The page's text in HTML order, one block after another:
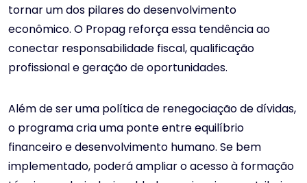
tornar um dos pilares do desenvolvimento
econômico. O Propag reforça essa tendência ao
conectar responsabilidade fiscal, qualificação
profissional e geração de oportunidades.
Além de ser uma política de renegociação de dívidas,
o programa cria uma ponte entre equilíbrio
financeiro e desenvolvimento humano. Se bem
implementado, poderá ampliar o acesso à formação